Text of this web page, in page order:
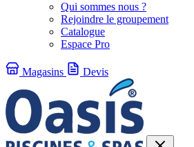
Qui sommes nous ?
Rejoindre le groupement
Catalogue
Espace Pro
Magasins Devis